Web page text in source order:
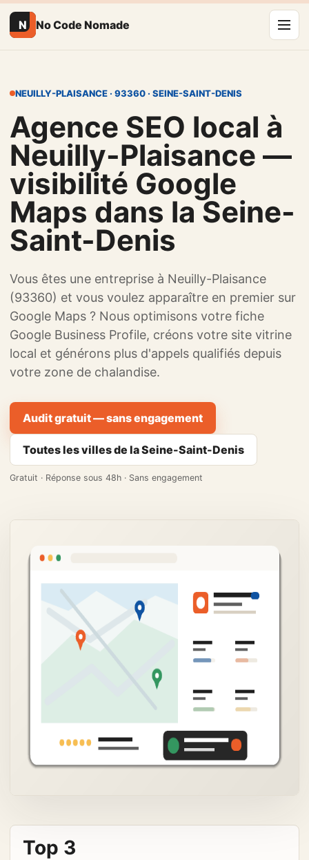
N No Code Nomade
NEUILLY-PLAISANCE · 93360 · SEINE-SAINT-DENIS
Agence SEO local à
Neuilly-Plaisance —
visibilité Google
Maps dans la Seine-
Saint-Denis
Vous êtes une entreprise à Neuilly-Plaisance
(93360) et vous voulez apparaître en premier sur
Google Maps ? Nous optimisons votre fiche
Google Business Profile, créons votre site vitrine
local et générons plus d'appels qualifiés depuis
votre zone de chalandise.
Audit gratuit — sans engagement
Toutes les villes de la Seine-Saint-Denis
Gratuit · Réponse sous 48h · Sans engagement
Top 3